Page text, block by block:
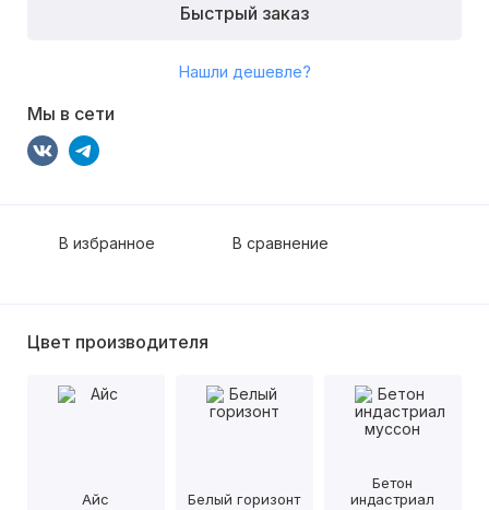
Быстрый заказ
Нашли дешевле?
Мы в сети
В избранное В сравнение
Цвет производителя
Айс Белый горизонт
Бетон
индастриал